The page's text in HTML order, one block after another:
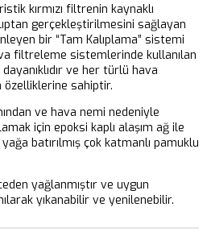
kırmızı filtrenin kaynaklı
gerçekleştirilmesini sağlayan
bir “Tam Kalıplama” sistemi
filtreleme sistemlerinde kullanılan
ve her türlü hava
özelliklerine sahiptir.
ve hava nemi nedeniyle
için epoksi kaplı alaşım ağ ile
batırılmış çok katmanlı pamuklu
yağlanmıştır ve uygun
yıkanabilir ve yenilenebilir.